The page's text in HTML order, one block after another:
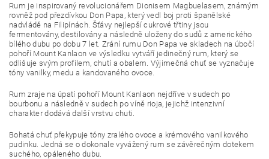
Rum je inspirovaný revolucionářem Dionisem Magbuelasem, známým
rovněž pod přezdívkou Don Papa, který vedl boj proti španělské
nadvládě na Filipínách. Šťávy nejlepší cukrové třtiny jsou
fermentovány, destilovány a následně uloženy do sudů z amerického
bílého dubu po dobu 7 let. Zrání rumu Don Papa ve skladech na úbočí
pohoří Mount Kanlaon ve výsledku vytváří jedinečný rum, který se
odlišuje svým profilem, chutí a obalem. Výjimečná chuť se vyznačuje
tóny vanilky, medu a kandovaného ovoce.
Rum zraje na úpatí pohoří Mount Kanlaon nejdříve v sudech po
bourbonu a následně v sudech po víně rioja, jejichž intenzivní
charakter dodává další vrstvu chuti.
Bohatá chuť překypuje tóny zralého ovoce a krémového vanilkového
pudinku. Jedná se o dokonale vyvážený rum se závěrečným dotekem
suchého, opáleného dubu.